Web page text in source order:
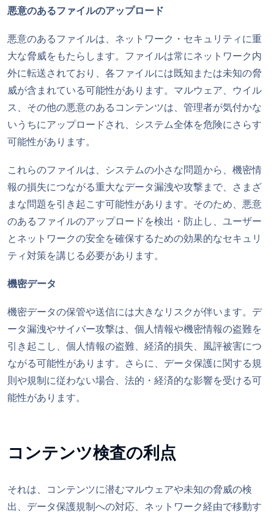
悪意のあるファイルのアップロード
悪意のあるファイルは、ネットワーク・セキュリティに重
大な脅威をもたらします。ファイルは常にネットワーク内
外に転送されており、各ファイルには既知または未知の脅
威が含まれている可能性があります。マルウェア、ウイル
ス、その他の悪意のあるコンテンツは、管理者が気付かな
いうちにアップロードされ、システム全体を危険にさらす
可能性があります。
これらのファイルは、システムの小さな問題から、機密情
報の損失につながる重大なデータ漏洩や攻撃まで、さまざ
まな問題を引き起こす可能性があります。そのため、悪意
のあるファイルのアップロードを検出・防止し、ユーザー
とネットワークの安全を確保するための効果的なセキュリ
ティ対策を講じる必要があります。
機密データ
機密データの保管や送信には大きなリスクが伴います。デ
ータ漏洩やサイバー攻撃は、個人情報や機密情報の盗難を
引き起こし、個人情報の盗難、経済的損失、風評被害につ
ながる可能性があります。さらに、データ保護に関する規
則や規制に従わない場合、法的・経済的な影響を受ける可
能性があります。
コンテンツ検査の利点
それは、コンテンツに潜むマルウェアや未知の脅威の検
出、データ保護規制への対応、ネットワーク経由で移動す